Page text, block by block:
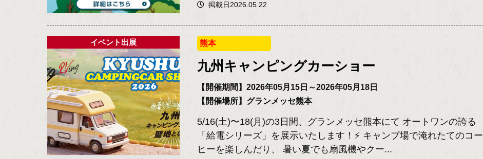
掲載日2026.05.22
イベント出展 熊本
九州キャンピングカーショー
【開催期間】2026年05月15日～2026年05月18日
【開催場所】グランメッセ熊本
5/16(土)〜18(月)の3日間、グランメッセ熊本にて オートワンの誇る
「給電シリーズ」を展示いたします！⚡️ キャンプ場で淹れたてのコー
ヒーを楽しんだり、 暑い夏でも扇風機やクー...